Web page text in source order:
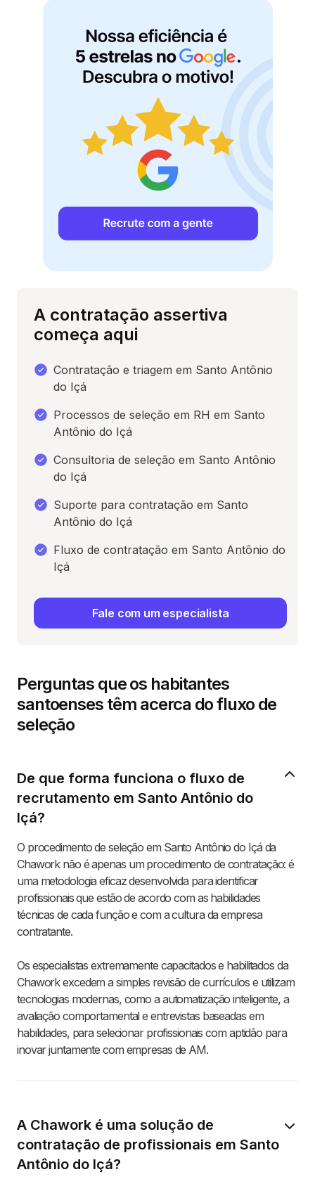
Perguntas que os habitantes
santoenses têm acerca do fluxo de
seleção
De que forma funciona o fluxo de
recrutamento em Santo Antônio do
Içá?
O procedimento de seleção em Santo Antônio do Içá da
Chawork não é apenas um procedimento de contratação: é
uma metodologia eficaz desenvolvida para identificar
profissionais que estão de acordo com as habilidades
técnicas de cada função e com a cultura da empresa
contratante.
Os especialistas extremamente capacitados e habilitados da
Chawork excedem a simples revisão de currículos e utilizam
tecnologias modernas, como a automatização inteligente, a
avaliação comportamental e entrevistas baseadas em
habilidades, para selecionar profissionais com aptidão para
inovar juntamente com empresas de AM.
A Chawork é uma solução de
contratação de profissionais em Santo
Antônio do Içá?
A contratação assertiva
começa aqui
Contratação e triagem em Santo Antônio
do Içá
Processos de seleção em RH em Santo
Antônio do Içá
Consultoria de seleção em Santo Antônio
do Içá
Suporte para contratação em Santo
Antônio do Içá
Fluxo de contratação em Santo Antônio do
Içá
Fale com um especialista